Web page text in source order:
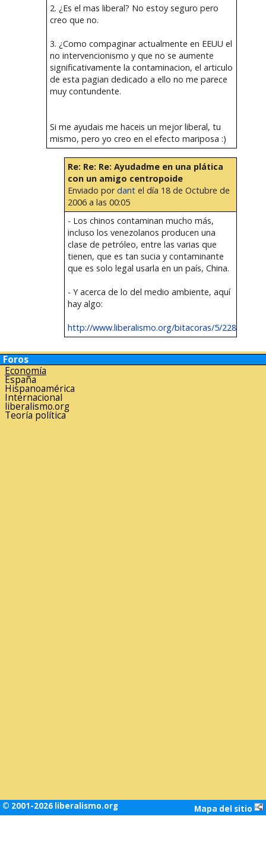
2. ¿Es el mas liberal? No estoy seguro pero
creo que no.
3. ¿Como compaginar actualmente en EEUU el
no intervencionismo y que no se aumente
significativamente la contaminacion, el articulo
de esta pagian dedicado a ello no me parece
muy contundente.
Si me ayudais me haceis un mejor liberal, tu
mismo, pero yo creo en el efecto mariposa :)
Re: Re: Re: Ayudadme en una plática
con un amigo centropoide
Enviado pordantel día 18 de Octubre de
2006 a las 00:05
- Los chinos contaminan mucho más,
incluso los venezolanos producen una
clase de petróleo, entre las varias que
tienen, que es tan sucia y contaminante
que es solo legal usarla en un país, China.
- Y acerca de lo del medio ambiente, aquí
hay algo:
http://www.liberalismo.org/bitacoras/5/2283/
Foros
Economía
España
Hispanoamérica
Internacional
liberalismo.org
Teoría política
© 2001-2026 liberalismo.org Mapa del sitio